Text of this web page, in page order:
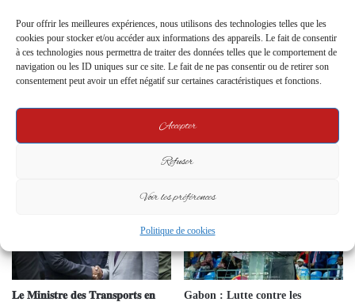
Pour offrir les meilleures expériences, nous utilisons des technologies telles que les
cookies pour stocker et/ou accéder aux informations des appareils. Le fait de consentir
à ces technologies nous permettra de traiter des données telles que le comportement de
navigation ou les ID uniques sur ce site. Le fait de ne pas consentir ou de retirer son
consentement peut avoir un effet négatif sur certaines caractéristiques et fonctions.
Accepter
Refuser
Voir les préférences
Politique de cookies
le Groupement Professionnel des
Pétroliers
Poursuit la Préparation du
Budget 2025
𝐋𝐞 𝐌𝐢𝐧𝐢𝐬𝐭𝐫𝐞 𝐝𝐞𝐬 𝐓𝐫𝐚𝐧𝐬𝐩𝐨𝐫𝐭𝐬 𝐞𝐧
Gabon : Lutte contre les